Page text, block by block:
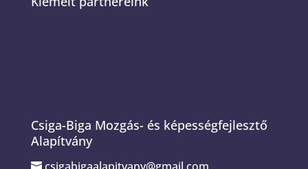
Csiga-Biga Mozgás- és képességfejlesztő
Alapítvány